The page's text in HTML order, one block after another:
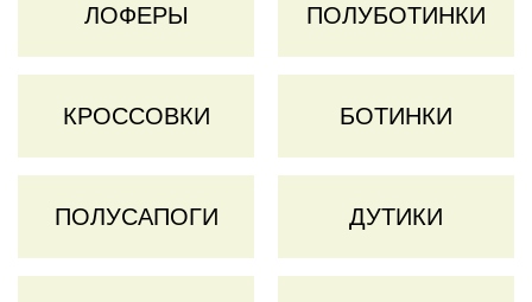
ЛОФЕРЫ ПОЛУБОТИНКИ
КРОССОВКИ БОТИНКИ
ПОЛУСАПОГИ ДУТИКИ